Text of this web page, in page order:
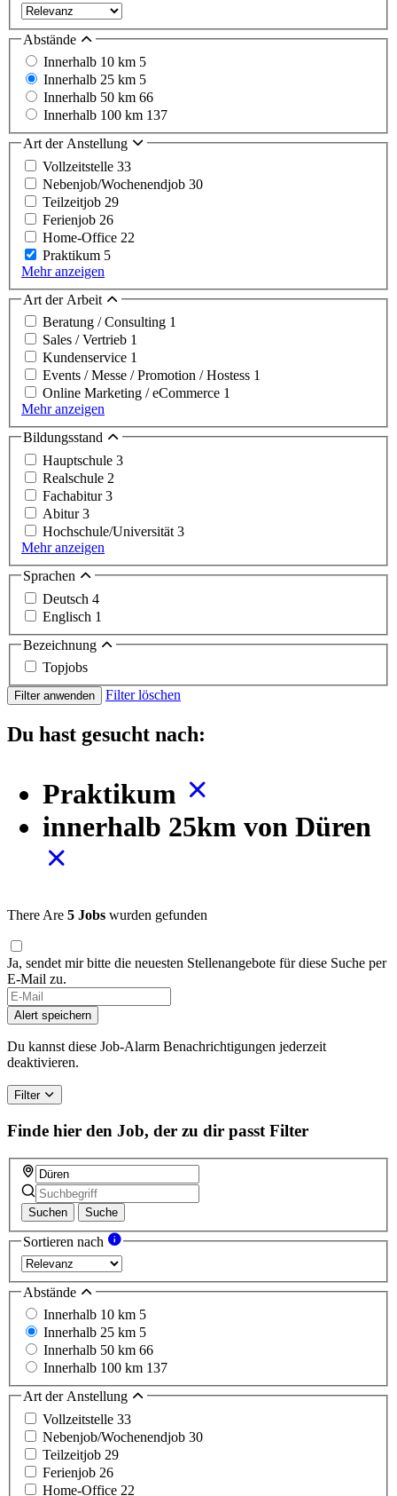
Abstände
Innerhalb 10 km 5
Innerhalb 25 km 5
Innerhalb 50 km 66
Innerhalb 100 km 137
Art der Anstellung
Vollzeitstelle 33
Nebenjob/Wochenendjob 30
Teilzeitjob 29
Ferienjob 26
Home-Office 22
Praktikum 5
Mehr anzeigen
Art der Arbeit
Beratung / Consulting 1
Sales / Vertrieb 1
Kundenservice 1
Events / Messe / Promotion / Hostess 1
Online Marketing / eCommerce 1
Mehr anzeigen
Bildungsstand
Hauptschule 3
Realschule 2
Fachabitur3
Abitur3
Hochschule/Universität 3
Mehr anzeigen
Sprachen
Deutsch 4
Englisch 1
Bezeichnung
Topjobs
Filter anwenden Filter löschen
Du hast gesucht nach:
Praktikum
innerhalb 25km von Düren
There Are 5 Jobs wurden gefunden
Ja, sendet mir bitte die neuesten Stellenangebote für diese Suche per
E-Mail zu.
If
you
are
a
human,
this
field
Alert speichern
Du kannst diese Job-Alarm Benachrichtigungen jederzeit
deaktivieren.
Filter
Finde hier den Job, der zu dir passt Filter
Suchen Suche
Sortieren nach
Abstände
Innerhalb 10 km 5
Innerhalb 25 km 5
Innerhalb 50 km 66
Innerhalb 100 km 137
Art der Anstellung
Vollzeitstelle 33
Nebenjob/Wochenendjob 30
Teilzeitjob 29
Ferienjob 26
Home-Office 22